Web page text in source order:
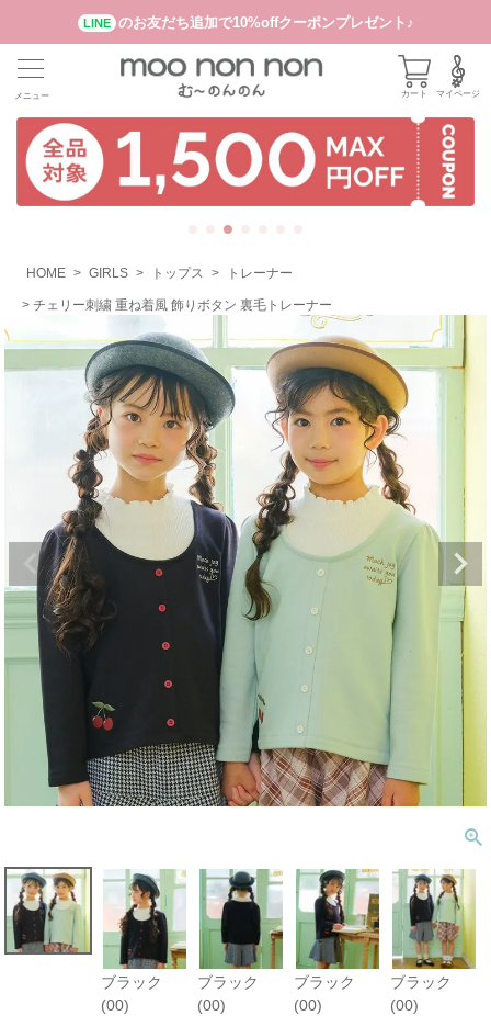
LINE のお友だち追加で10%offクーポンプレゼント♪
カート マイページ
メニュー
HOME GIRLS トップス トレーナー
チェリー刺繍 重ね着風 飾りボタン 裏毛トレーナー
ブラック
(00)
ブラック
(00)
ブラック
(00)
ブラック
(00)